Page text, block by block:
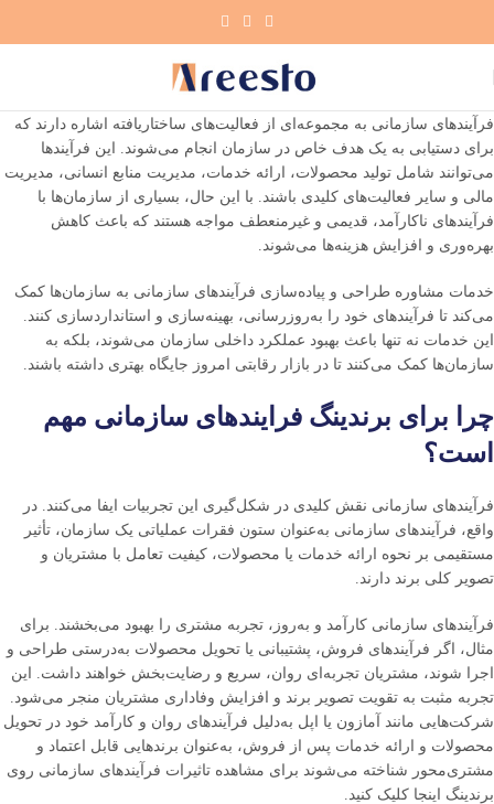
فرآیندهای سازمانی به مجموعه‌ای از فعالیت‌های ساختاریافته اشاره دارند که
برای دستیابی به یک هدف خاص در سازمان انجام می‌شوند. این فرآیندها
می‌توانند شامل تولید محصولات، ارائه خدمات، مدیریت منابع انسانی، مدیریت
مالی و سایر فعالیت‌های کلیدی باشند. با این حال، بسیاری از سازمان‌ها با
فرآیندهای ناکارآمد، قدیمی و غیرمنعطف مواجه هستند که باعث کاهش
بهره‌وری و افزایش هزینه‌ها می‌شوند.
خدمات مشاوره طراحی و پیاده‌سازی فرآیندهای سازمانی به سازمان‌ها کمک
می‌کند تا فرآیندهای خود را به‌روزرسانی، بهینه‌سازی و استانداردسازی کنند.
این خدمات نه تنها باعث بهبود عملکرد داخلی سازمان می‌شوند، بلکه به
سازمان‌ها کمک می‌کنند تا در بازار رقابتی امروز جایگاه بهتری داشته باشند.
چرا برای برندینگ فرایندهای سازمانی مهم
است؟
فرآیندهای سازمانی نقش کلیدی در شکل‌گیری این تجربیات ایفا می‌کنند. در
واقع، فرآیندهای سازمانی به‌عنوان ستون فقرات عملیاتی یک سازمان، تأثیر
مستقیمی بر نحوه ارائه خدمات یا محصولات، کیفیت تعامل با مشتریان و
تصویر کلی برند دارند.
فرآیندهای سازمانی کارآمد و به‌روز، تجربه مشتری را بهبود می‌بخشند. برای
مثال، اگر فرآیندهای فروش، پشتیبانی یا تحویل محصولات به‌درستی طراحی و
اجرا شوند، مشتریان تجربه‌ای روان، سریع و رضایت‌بخش خواهند داشت. این
تجربه مثبت به تقویت تصویر برند و افزایش وفاداری مشتریان منجر می‌شود.
شرکت‌هایی مانند آمازون یا اپل به‌دلیل فرآیندهای روان و کارآمد خود در تحویل
محصولات و ارائه خدمات پس از فروش، به‌عنوان برندهایی قابل اعتماد و
مشتری‌محور شناخته می‌شوند برای مشاهده تاثیرات فرآیندهای سازمانی روی
برندینگ اینجا کلیک کنید.